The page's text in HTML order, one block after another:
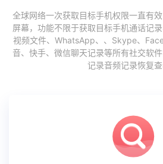
全球网络一次获取目标手机权限一直有
屏幕，功能不限于获取目标手机通话记
视频文件、WhatsApp、、Skype、
音、快手、微信聊天记录等所有社交软
记录音频记录恢复查